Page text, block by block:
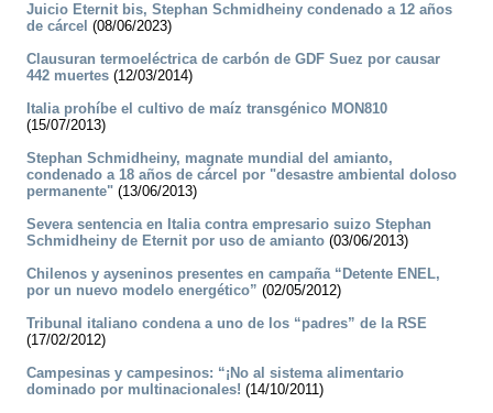
Juicio Eternit bis, Stephan Schmidheiny condenado a 12 años
de cárcel (08/06/2023)
Clausuran termoeléctrica de carbón de GDF Suez por causar
442 muertes (12/03/2014)
Italia prohíbe el cultivo de maíz transgénico MON810
(15/07/2013)
Stephan Schmidheiny, magnate mundial del amianto,
condenado a 18 años de cárcel por "desastre ambiental doloso
permanente" (13/06/2013)
Severa sentencia en Italia contra empresario suizo Stephan
Schmidheiny de Eternit por uso de amianto (03/06/2013)
Chilenos y ayseninos presentes en campaña “Detente ENEL,
por un nuevo modelo energético” (02/05/2012)
Tribunal italiano condena a uno de los “padres” de la RSE
(17/02/2012)
Campesinas y campesinos: “¡No al sistema alimentario
dominado por multinacionales! (14/10/2011)